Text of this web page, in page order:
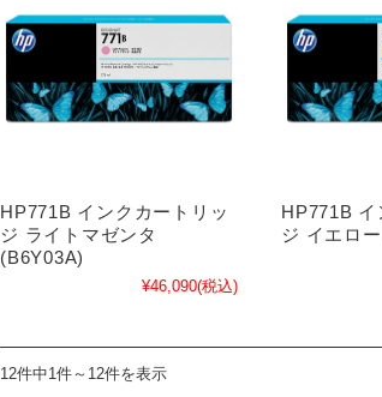
HP771B インクカートリッ
ジ ライトマゼンタ
(B6Y03A)
¥46,090(税込)
HP771B イ
ジ イエロ
12件中1件～12件を表示